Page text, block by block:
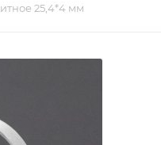
25,4*4 мм